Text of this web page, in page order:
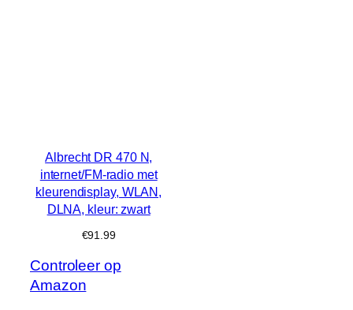
Albrecht DR 470 N,
internet/FM-radio met
kleurendisplay, WLAN,
DLNA, kleur: zwart
€91.99
Controleer op
Amazon